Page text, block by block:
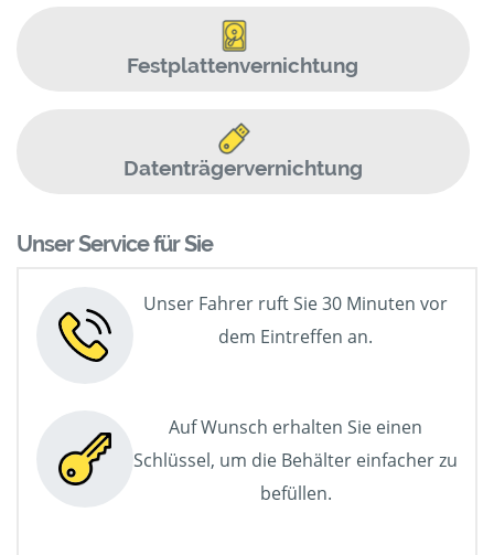
Festplattenvernichtung
Datenträgervernichtung
Unser Service für Sie
Unser Fahrer ruft Sie 30 Minuten vor
dem Eintreffen an.
Auf Wunsch erhalten Sie einen
Schlüssel, um die Behälter einfacher zu
befüllen.